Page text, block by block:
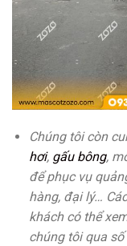
Chúng tôi còn
hơi, gấu bông,
để phục vụ
hàng, đại lý…
khách có thể
chúng tôi qua